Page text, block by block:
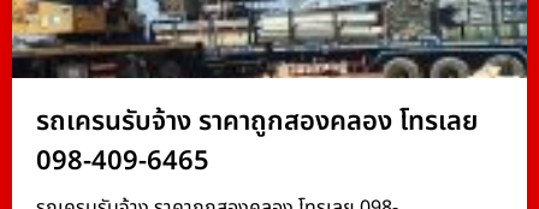
รถเครนรับจ้าง ราคาถูกสองคลอง โทรเลย
098-409-6465